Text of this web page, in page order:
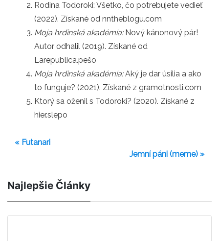
Rodina Todoroki: Všetko, čo potrebujete vedieť
(2022). Získané od nntheblogu.com
Moja hrdinská akadémia:Nový kánonový pár!
Autor odhalil (2019). Získané od
Larepublica.pešo
Moja hrdinská akadémia:Aký je dar úsilia a ako
to funguje? (2021). Získané z gramotnosti.com
Ktorý sa oženil s Todoroki? (2020). Získané z
hier.slepo
« Futanari
Jemní páni (meme) »
Najlepšie Články